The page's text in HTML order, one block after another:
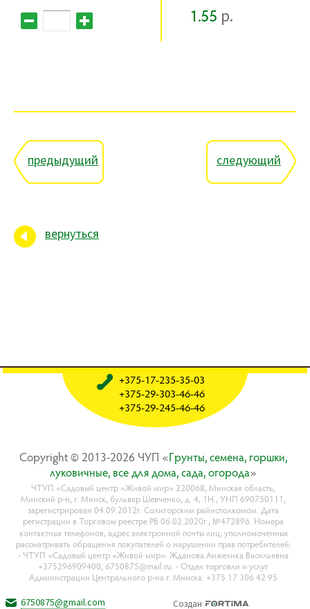
1.55 р.
предыдущий следующий
вернуться
Copyright © 2013-2026 ЧУП «Гpyнты, ceмeнa, гopшки,
лyкoвичныe, вce для дoмa, caдa, oгopoдa»
ЧТУП «Садовый центр «Живой мир» 220068, Минская область,
Минский р-н, г. Минск, бульвар Шевченко, д. 4, 1Н., УНП 690750111,
зарегистрирован 04.09.2012г. Солигорским райисполкомом. Дата
регистрации в Торговом реестре РБ 06.02.2020г., №472896. Номера
контактных телефонов, адрес электронной почты лиц, уполномоченных
рассматривать обращения покупателей о нарушении прав потребителей:
- ЧТУП «Садовый центр «Живой мир»: Жданова Анжелика Васильевна
+375296909400, 6750875@mail.ru. - Отдел торговли и услуг
Администрации Центрального р-на г. Минска: +375 17 306 42 95
+375-17-235-35-03
+375-29-303-46-46
+375-29-245-46-46
6750875@gmail.com Создан